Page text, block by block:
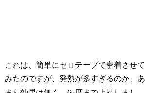
これは、簡単にセロテープで密着させて
みたのですが、発熱が多すぎるのか、あ